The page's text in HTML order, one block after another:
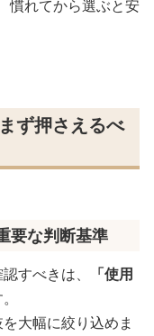
慣れてから選ぶと安
ず押さえるべ
要な判断基準
すべきは、
「使用
大幅に絞り込めま